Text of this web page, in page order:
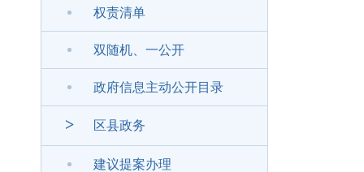
权责清单
双随机、一公开
政府信息主动公开目录
> 区县政务
建议提案办理